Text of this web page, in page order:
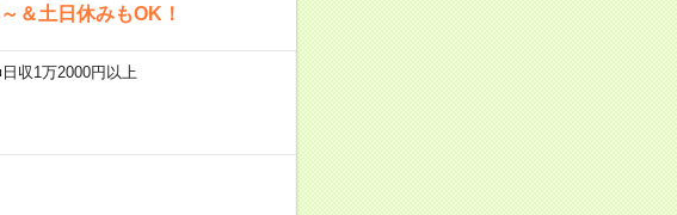
＆土日休みもOK！
収1万2000円以上